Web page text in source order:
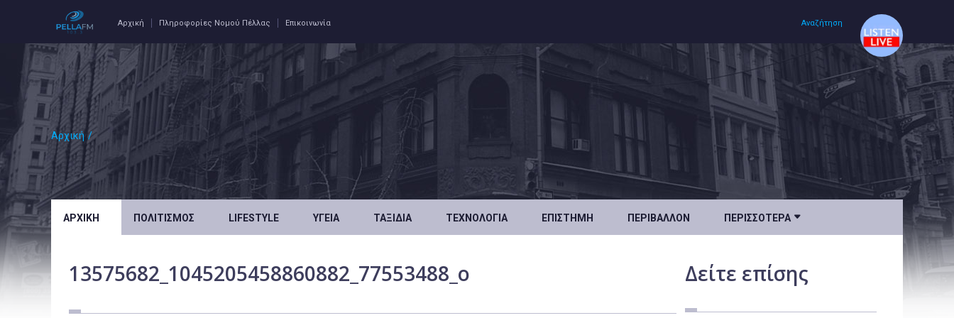
Αρχική Πληροφορίες Νομού Πέλλας Επικοινωνία Αναζήτηση
Αρχική /
ΑΡΧΙΚΉ ΠΟΛΙΤΙΣΜΌΣ LIFESTYLE ΥΓΕΊΑ ΤΑΞΊΔΙΑ ΤΕΧΝΟΛΟΓΊΑ ΕΠΙΣΤΉΜΗ ΠΕΡΙΒΆΛΛΟΝ ΠΕΡΙΣΣΌΤΕΡΑ 
13575682_1045205458860882_77553488_o Δείτε επίσης
Αρχική
Πολιτισμός
Υγεία
Ταξίδια
Επιστήμη
Περιβάλλον